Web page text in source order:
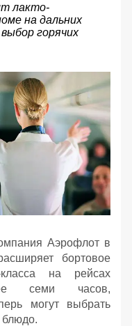
лакто-
на дальних
горячих
Аэрофлот в
бортовое
на рейсах
семи часов,
могут выбрать
блюдо.